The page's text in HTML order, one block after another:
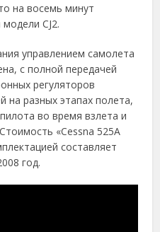
на восемь минут
CJ2.
управлением самолета
с полной передачей
регуляторов
на разных этапах полета,
во время взлета и
«Cessna 525A
составляет
год.